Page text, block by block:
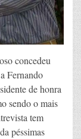
concedeu
Fernando
de honra
sendo o mais
tem
péssimas